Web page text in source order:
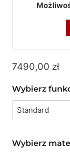
7490,00 zł
Wybierz
Wybierz